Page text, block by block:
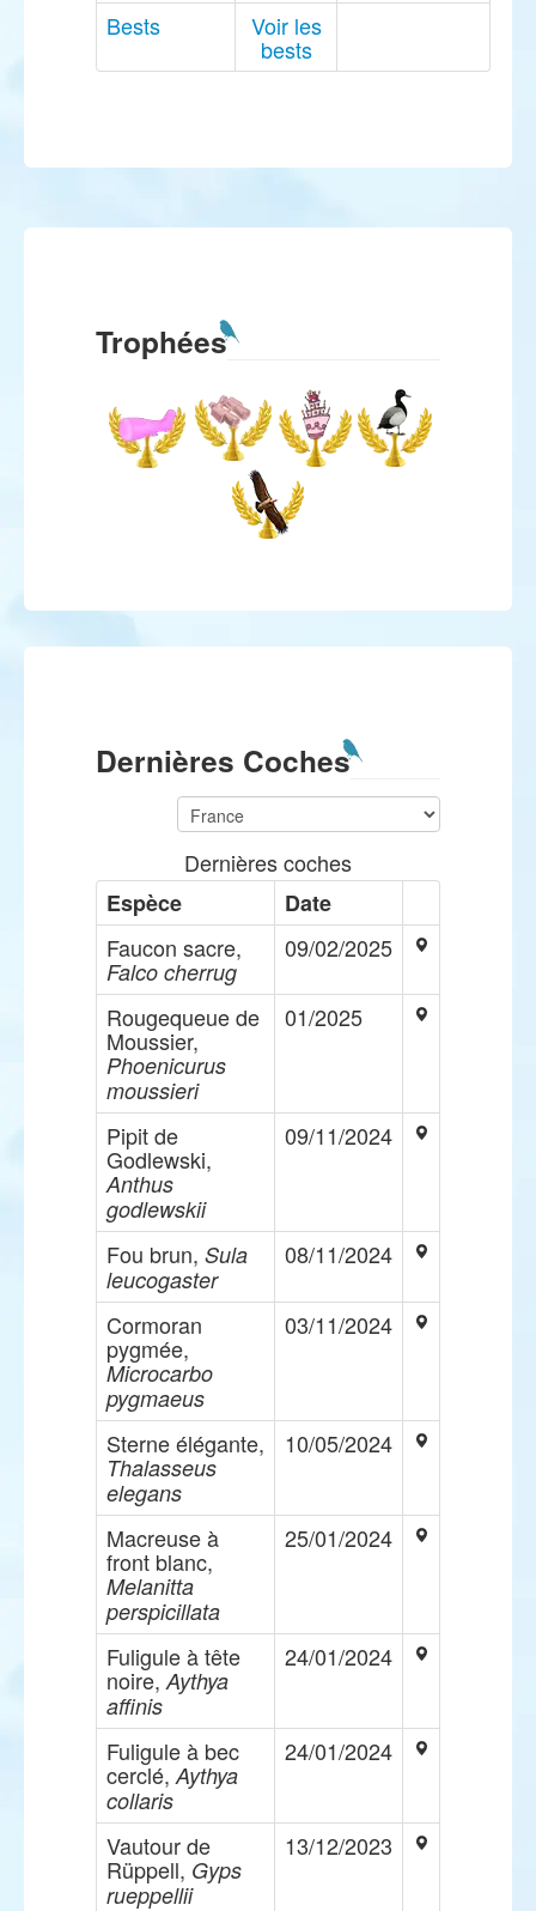
Bests Voir les
bests
Trophées
Dernières Coches
Dernières coches
Espèce
Date
Faucon sacre,
Falco cherrug
09/02/2025
Rougequeue de
Moussier,
Phoenicurus
moussieri
01/2025
Pipit de
Godlewski,
Anthus
godlewskii
09/11/2024
Fou brun, Sula
leucogaster
08/11/2024
Cormoran
pygmée,
Microcarbo
pygmaeus
03/11/2024
Sterne élégante,
Thalasseus
elegans
10/05/2024
Macreuse à
front blanc,
Melanitta
perspicillata
25/01/2024
Fuligule à tête
noire, Aythya
affinis
24/01/2024
Fuligule à bec
cerclé, Aythya
collaris
24/01/2024
Vautour de
Rüppell, Gyps
rueppellii
13/12/2023